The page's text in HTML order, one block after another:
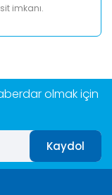
imkanı.
olmak için
Kaydol